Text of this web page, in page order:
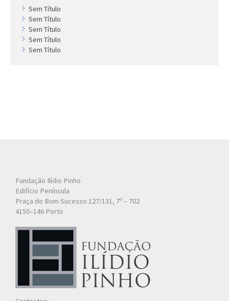
Sem Título
Sem Título
Sem Título
Sem Título
Sem Título
Fundação Ilídio Pinho
Edifício Península
Praça do Bom Sucesso 127/131, 7º – 702
4150–146 Porto